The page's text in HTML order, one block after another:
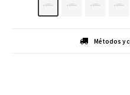
Métodos y